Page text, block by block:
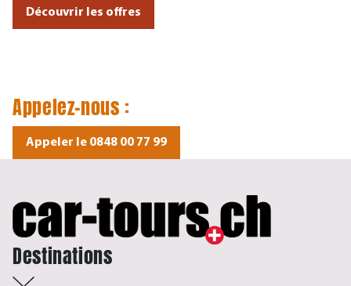
Découvrir les offres
Appelez-nous :
Appeler le 0848 00 77 99
Destinations